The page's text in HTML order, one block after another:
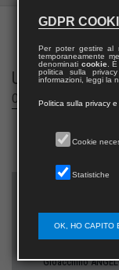
Uomini illustri
Omaggio a
Area 11 –
Bruno LIMA
Gioacchino
GDPR
Per poter gestire al
temporaneamente
denominati cookie. È
politica sulla
informazioni, leggi la
Politica sulla privacy
Cookie
Statistiche
OK, HO CAPITO